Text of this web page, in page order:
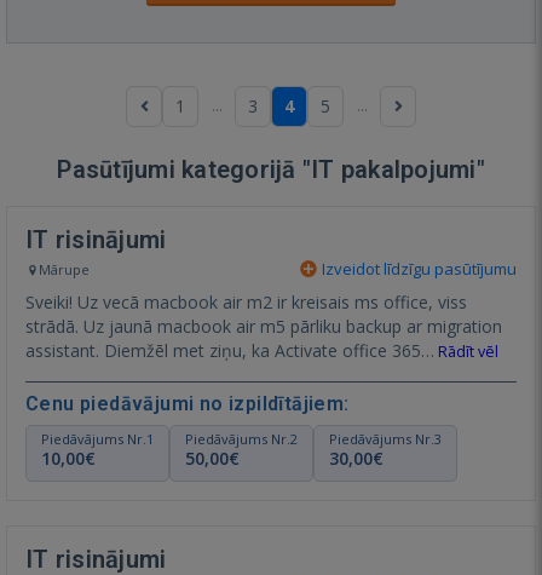
1 ... 3 4 5 ...
Pasūtījumi kategorijā "IT pakalpojumi"
IT risinājumi
Mārupe Izveidot līdzīgu pasūtījumu
Sveiki! Uz vecā macbook air m2 ir kreisais ms office, viss
strādā. Uz jaunā macbook air m5 pārliku backup ar migration
assistant. Diemžēl met ziņu, ka Activate office 365… Rādīt vēl
Cenu piedāvājumi no izpildītājiem:
Piedāvājums Nr.1
10,00€
Piedāvājums Nr.2
50,00€
Piedāvājums Nr.3
30,00€
IT risinājumi